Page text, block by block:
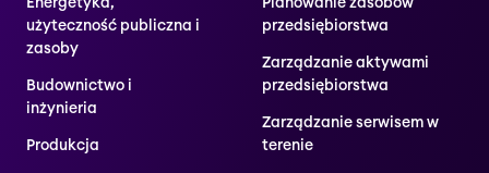
użyteczność publiczna i
zasoby
Budownictwo i
inżynieria
Produkcja
przedsiębiorstwa
Zarządzanie aktywami
przedsiębiorstwa
Zarządzanie serwisem w
terenie